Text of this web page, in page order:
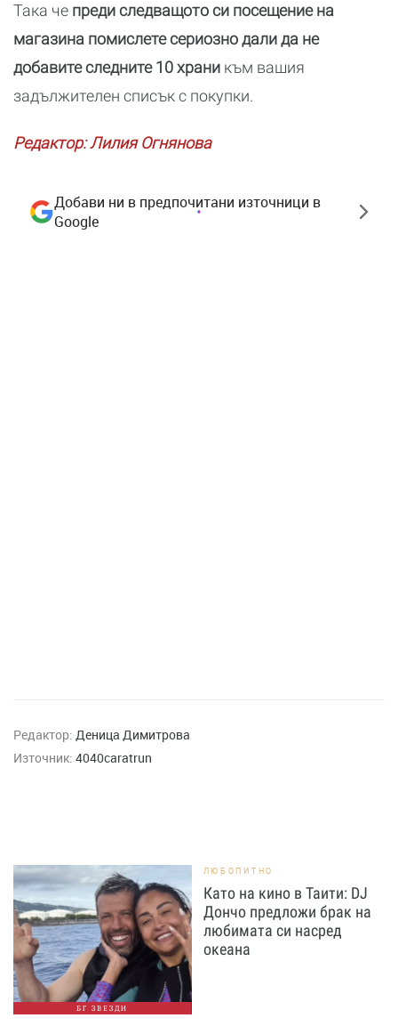
Така че преди следващото си посещение на
магазина помислете сериозно дали да не
добавите следните 10 храни към вашия
задължителен списък с покупки.
Редактор: Лилия Огнянова
Добави ни в предпочитани източници в
Google
Редактор: Деница Димитрова
Източник: 4040caratrun
БГ ЗВЕЗДИ
ЛЮБОПИТНО
Като на кино в Таити: DJ
Дончо предложи брак на
любимата си насред
океана